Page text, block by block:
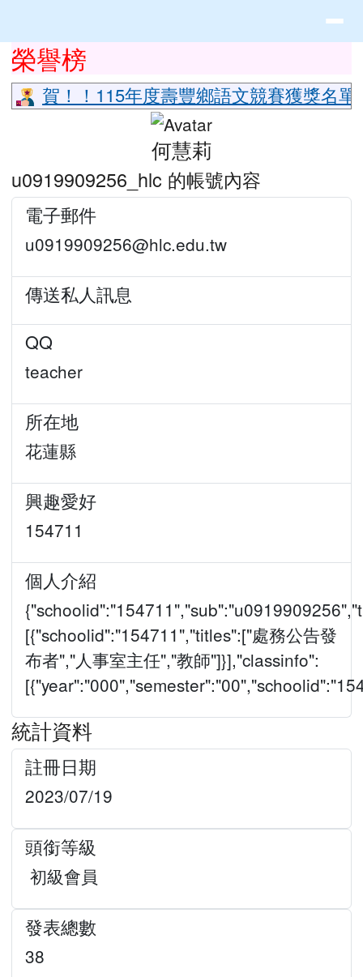
上中區域內容
榮譽榜
賀！！115年度壽豐鄉語文競賽獲獎名
何慧莉
u0919909256_hlc 的帳號內容
電子郵件
u0919909256@hlc.edu.tw
傳送私人訊息
QQ
teacher
所在地
花蓮縣
興趣愛好
154711
個人介紹
[{"schoolid":"154711","titles":["處務公告發
布者","人事室主任","教師"]}],"classinfo":
統計資料
註冊日期
2023/07/19
頭銜等級
初級會員
發表總數
38
頁尾區域